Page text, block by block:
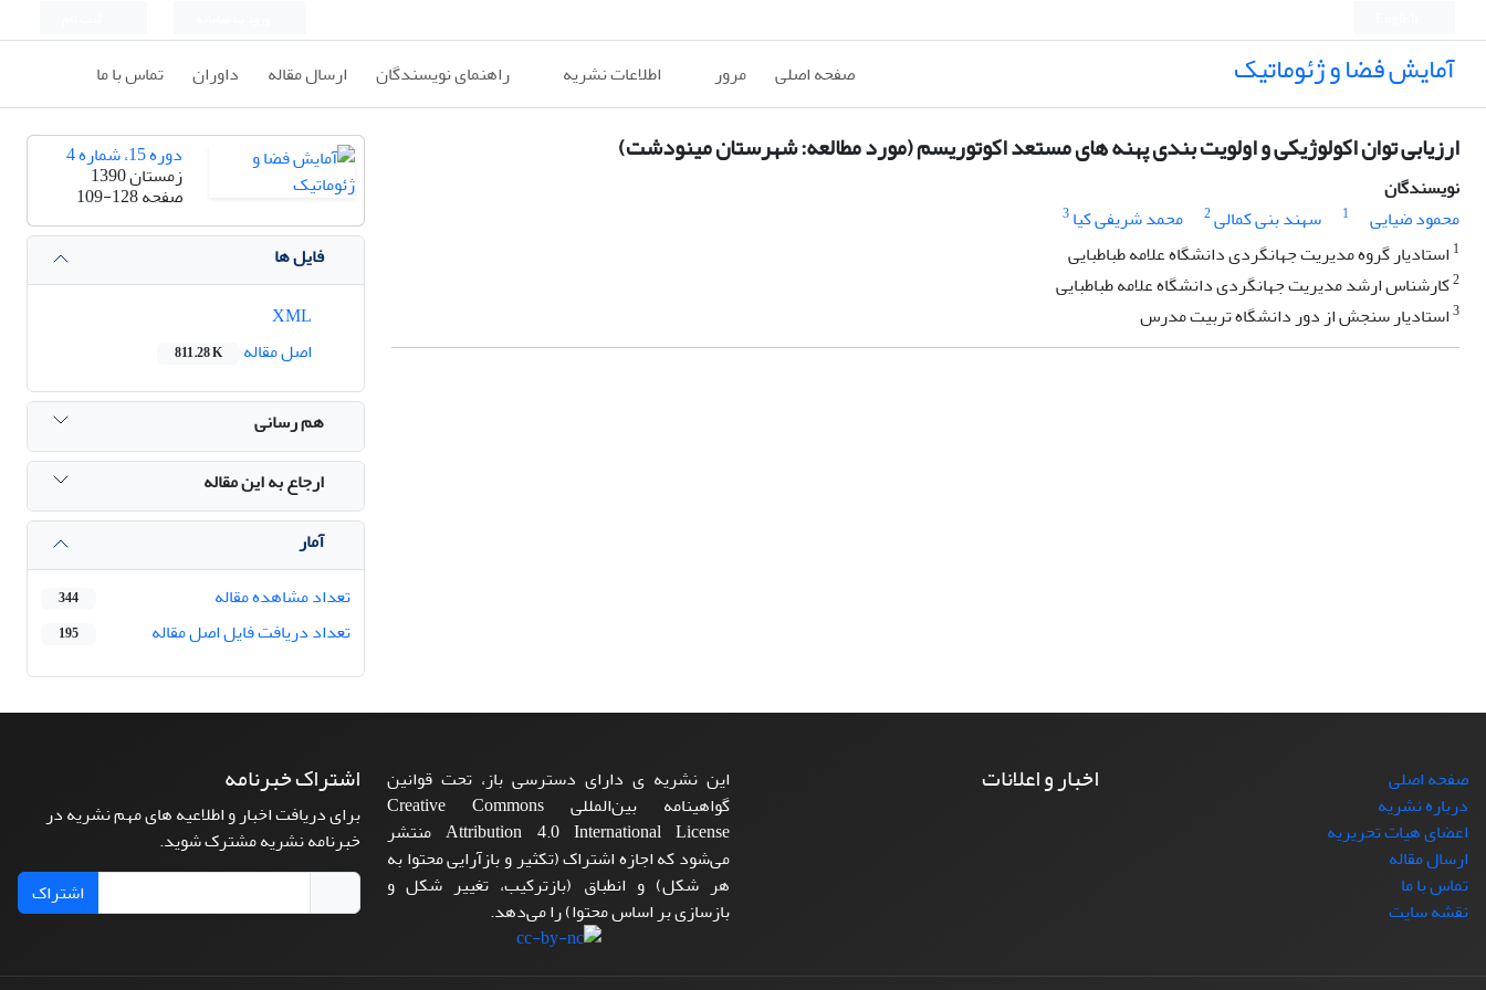
آمایش فضا و ژئوماتیک صفحه اصلی مرور اطلاعات نشریه راهنمای نویسندگان ارسال مقاله داوران تماس با ما
ارزیابی توان اکولوژیکی و اولویت بندی پهنه های مستعد اکوتوریسم (مورد مطالعه: شهرستان مینودشت)
نویسندگان
محمود ضیایی
1 سهند بنی کمالی2 محمد شریفی کیا3
1 استادیار گروه مدیریت جهانگردی دانشگاه علامه طباطبایی
2کارشناس ارشد مدیریت جهانگردی دانشگاه علامه طباطبایی
3استادیار سنجش از دور دانشگاه تربیت مدرس
دوره 15، شماره 4
زمستان 1390
صفحه109-128
فایل ها
اصل مقاله
811.28 K
هم رسانی
ارجاع به این مقاله
آمار
تعداد مشاهده مقاله
344
تعداد دریافت فایل اصل مقاله 195
صفحه اصلی
درباره نشریه
اعضای هیات تحریریه
ارسال مقاله
تماس با ما
نقشه سایت
اخبار و اعلانات
این نشریه ی دارای دسترسی باز، تحت قوانین
گواهینامه بین‌المللی Creative Commons
Attribution 4.0 International License منتشر
می‌شود که اجازه اشتراک (تکثیر و بازآرایی محتوا به
هر شکل) و انطباق (بازترکیب، تغییر شکل و
بازسازی بر اساس محتوا) را می‌دهد.
اشتراک خبرنامه
برای دریافت اخبار و اطلاعیه های مهم نشریه در
خبرنامه نشریه مشترک شوید.
اشتراک